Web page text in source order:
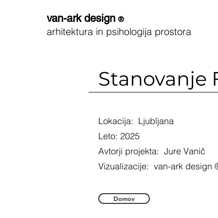
van-ark design®
arhitektura in psihologija prostora
Stanovanje
Lokacija: Ljubljana
Leto: 2025
Avtorji projekta: Jure Vanič
Vizualizacije: van-ark design
Domov